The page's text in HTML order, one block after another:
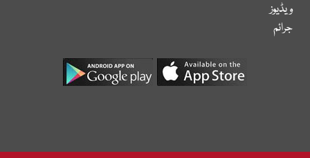
ویڈیوز
جرائم